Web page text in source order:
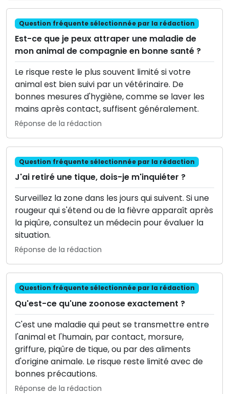
Question fréquente sélectionnée par la rédaction
Est-ce que je peux attraper une maladie de
mon animal de compagnie en bonne santé ?
Le risque reste le plus souvent limité si votre
animal est bien suivi par un vétérinaire. De
bonnes mesures d'hygiène, comme se laver les
mains après contact, suffisent généralement.
Réponse de la rédaction
Question fréquente sélectionnée par la rédaction
J'ai retiré une tique, dois-je m'inquiéter ?
Surveillez la zone dans les jours qui suivent. Si une
rougeur qui s'étend ou de la fièvre apparaît après
la piqûre, consultez un médecin pour évaluer la
situation.
Réponse de la rédaction
Question fréquente sélectionnée par la rédaction
Qu'est-ce qu'une zoonose exactement ?
C'est une maladie qui peut se transmettre entre
l'animal et l'humain, par contact, morsure,
griffure, piqûre de tique, ou par des aliments
d'origine animale. Le risque reste limité avec de
bonnes précautions.
Réponse de la rédaction